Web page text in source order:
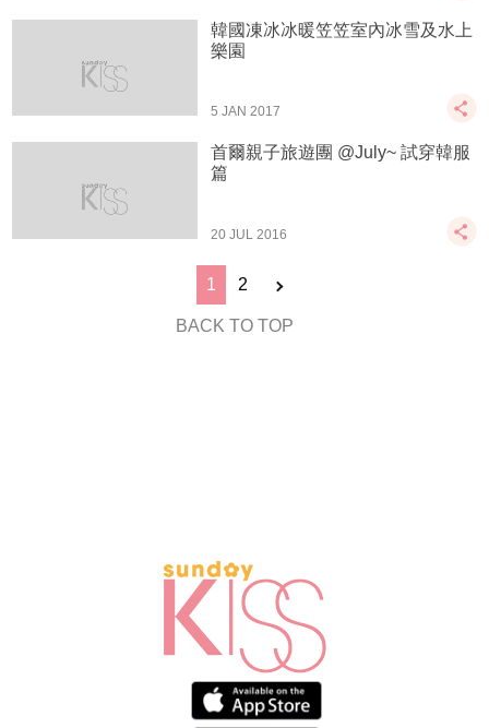
韓國凍冰冰暖笠笠室內冰雪及水上
樂園
5 JAN 2017
首爾親子旅遊團 @July~ 試穿韓服
篇
20 JUL 2016
1 2
BACK TO TOP